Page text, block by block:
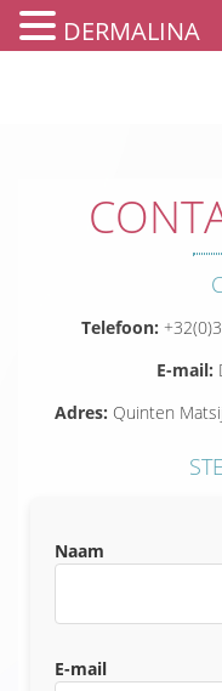
DERMALINA
Telefoon:
E-mail:
Adres: Quinten
Naam
E-mail